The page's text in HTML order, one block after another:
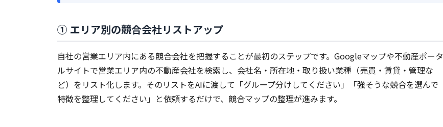
① エリア別の競合会社リストアップ
自社の営業エリア内にある競合会社を把握することが最初のステップです。Googleマップや不動産ポータ
ルサイトで営業エリア内の不動産会社を検索し、会社名・所在地・取り扱い業種（売買・賃貸・管理な
ど）をリスト化します。そのリストをAIに渡して「グループ分けしてください」「強そうな競合を選んで
特徴を整理してください」と依頼するだけで、競合マップの整理が進みます。